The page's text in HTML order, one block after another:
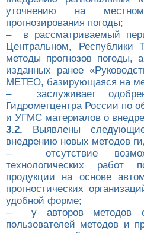
уточнению на
прогнозирования погоды;
– в рассматриваемый
Центральном,
методы прогнозов погоды,
изданных ранее
МЕТЕО, базирующаяся на
– заслуживает
Гидрометцентра России по
и УГМС материалов о
3.2. Выявлены
внедрению новых методов
– отсутствие
технологических работ
продукции на основе
прогностических
удобной форме;
– у авторов методов
пользователей методов и